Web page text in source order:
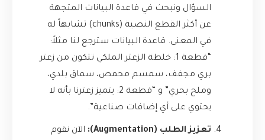
السؤال ونبحث في قاعدة البيانات المتجهة
عن أكثر القطع النصية (chunks) تشابهاً له
في المعنى. قاعدة البيانات سترجع لنا مثلاً:
“قطعة 1: خلطة الزعتر الملكي تتكون من زعتر
بري مجفف، سمسم محمص، سماق بلدي،
وملح بحري” و “قطعة 2: يتميز زعترنا بأنه لا
يحتوي على أي إضافات صناعية”.
تعزيز الطلب (Augmentation):
الآن نقوم